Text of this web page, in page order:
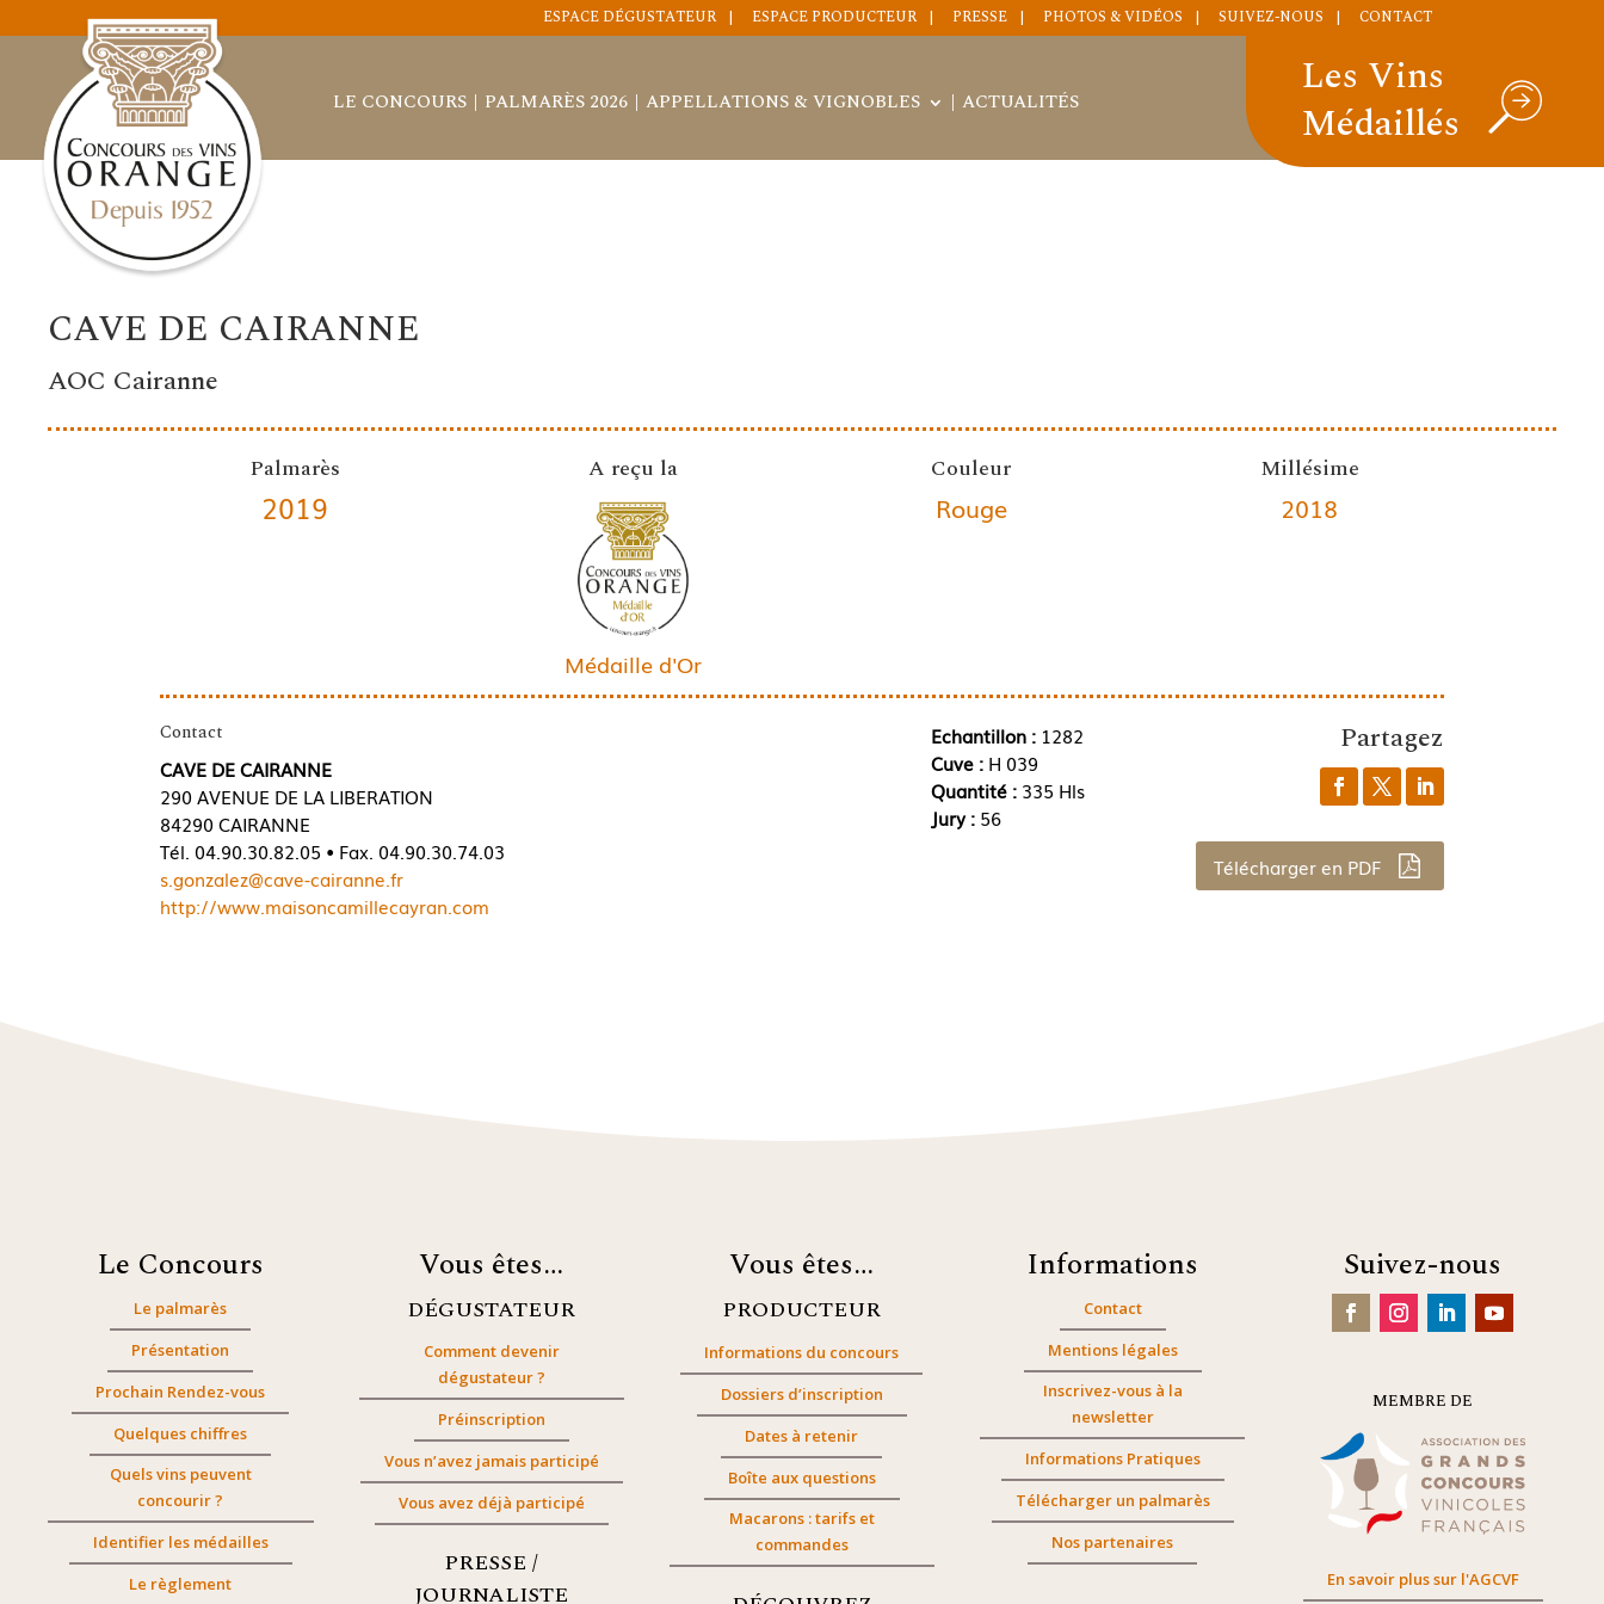
ESPACE DÉGUSTATEUR ESPACE PRODUCTEUR PRESSE PHOTOS & VIDÉOS SUIVEZ-NOUS CONTACT
LE CONCOURS PALMARÈS 2026 APPELLATIONS & VIGNOBLES ACTUALITÉS
Les Vins
Médaillés
CAVE DE CAIRANNE
AOC Cairanne
Palmarès
2019
A reçu la
Médaille d'Or
Couleur
Rouge
Millésime
2018
Contact
CAVE DE CAIRANNE
290 AVENUE DE LA LIBERATION
84290 CAIRANNE
Tél. 04.90.30.82.05 • Fax. 04.90.30.74.03
s.gonzalez@cave-cairanne.fr
http://www.maisoncamillecayran.com
Echantillon :1282
Cuve : H 039
Quantité : 335 Hls
Jury : 56
Partagez
Télécharger en PDF
Le Concours
Le palmarès
Présentation
Prochain Rendez-vous
Quelques chiffres
Quels vins peuvent
concourir ?
Identifier les médailles
Le règlement
Vous êtes…
DÉGUSTATEUR
Comment devenir
dégustateur ?
Préinscription
Vous n’avez jamais participé
Vous avez déjà participé
PRESSE /
JOURNALISTE
Vous êtes…
PRODUCTEUR
Informations du concours
Dossiers d’inscription
Dates à retenir
Boîte aux questions
Macarons : tarifs et
commandes
Informations
Contact
Mentions légales
Inscrivez-vous à la
newsletter
Informations Pratiques
Télécharger un palmarès
Nos partenaires
Suivez-nous
MEMBRE DE
En savoir plus sur l'AGCVF